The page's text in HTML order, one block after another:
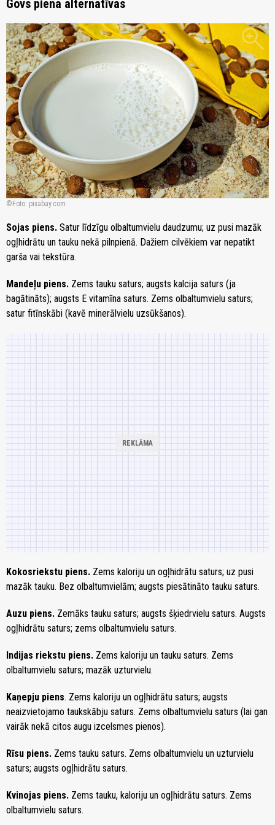
Govs piena alternatīvas
zoom_in
Foto: pixabay.com
Sojas piens. Satur līdzīgu olbaltumvielu daudzumu; uz pusi mazāk
ogļhidrātu un tauku nekā pilnpienā. Dažiem cilvēkiem var nepatikt
garša vai tekstūra.
Mandeļu piens. Zems tauku saturs; augsts kalcija saturs (ja
bagātināts); augsts E vitamīna saturs. Zems olbaltumvielu saturs;
satur fitīnskābi (kavē minerālvielu uzsūkšanos).
Kokosriekstu piens. Zems kaloriju un ogļhidrātu saturs; uz pusi
mazāk tauku. Bez olbaltumvielām; augsts piesātināto tauku saturs.
Auzu piens. Zemāks tauku saturs; augsts šķiedrvielu saturs. Augsts
ogļhidrātu saturs; zems olbaltumvielu saturs.
Indijas riekstu piens. Zems kaloriju un tauku saturs. Zems
olbaltumvielu saturs; mazāk uzturvielu.
Kaņepju piens. Zems kaloriju un ogļhidrātu saturs; augsts
neaizvietojamo taukskābju saturs. Zems olbaltumvielu saturs (lai gan
vairāk nekā citos augu izcelsmes pienos).
Rīsu piens. Zems tauku saturs. Zems olbaltumvielu un uzturvielu
saturs; augsts ogļhidrātu saturs.
Kvinojas piens. Zems tauku, kaloriju un ogļhidrātu saturs. Zems
olbaltumvielu saturs.